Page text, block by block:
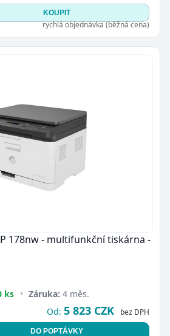
KOUPIT
rychlá objednávka (běžná cena)
178nw - multifunkční tiskárna -
ks • Záruka: 4 měs.
Od: 5 823 CZK bez DPH
DO POPTÁVKY